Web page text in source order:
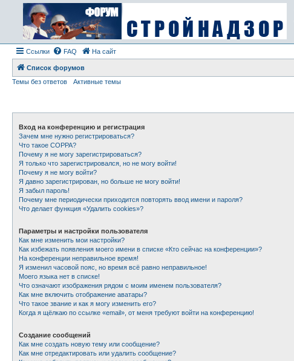
Ссылки FAQ На сайт
Список форумов
Темы без ответов
Активные темы
Вход на конференцию и регистрация
Зачем мне нужно регистрироваться?
Что такое COPPA?
Почему я не могу зарегистрироваться?
Я только что зарегистрировался, но не могу войти!
Почему я не могу войти?
Я давно зарегистрирован, но больше не могу войти!
Я забыл пароль!
Почему мне периодически приходится повторять ввод имени и пароля?
Что делает функция «Удалить cookies»?
Параметры и настройки пользователя
Как мне изменить мои настройки?
Как избежать появления моего имени в списке «Кто сейчас на конференции»?
На конференции неправильное время!
Я изменил часовой пояс, но время всё равно неправильное!
Моего языка нет в списке!
Что означают изображения рядом с моим именем пользователя?
Как мне включить отображение аватары?
Что такое звание и как я могу изменить его?
Когда я щёлкаю по ссылке «email», от меня требуют войти на конференцию!
Создание сообщений
Как мне создать новую тему или сообщение?
Как мне отредактировать или удалить сообщение?